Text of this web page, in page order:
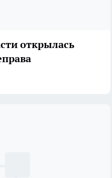
открылась